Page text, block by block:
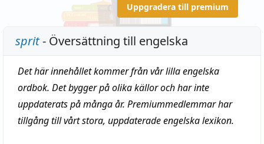
Uppgradera till premium
sprit- Översättning till engelska
Det här innehållet kommer från vår lilla engelska
ordbok. Det bygger på olika källor och har inte
uppdaterats på många år. Premiummedlemmar har
tillgång till vårt stora, uppdaterade engelska lexikon.